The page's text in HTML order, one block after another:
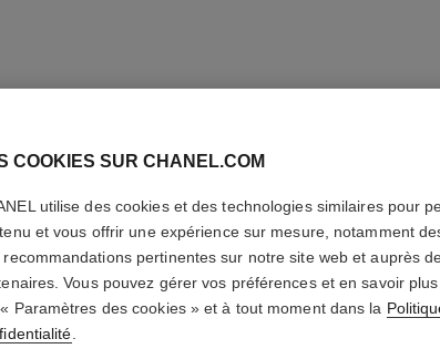
Teint
En savoir
Réf.
62 €
COOKIES SUR CHANEL.COM
utilise des cookies et des technologies similaires pour
et vous offrir une expérience sur mesure, notamment
recommandations pertinentes sur notre site web et auprès
Vous pouvez gérer vos préférences et en savoir
Paramètres des cookies » et à tout moment dans la